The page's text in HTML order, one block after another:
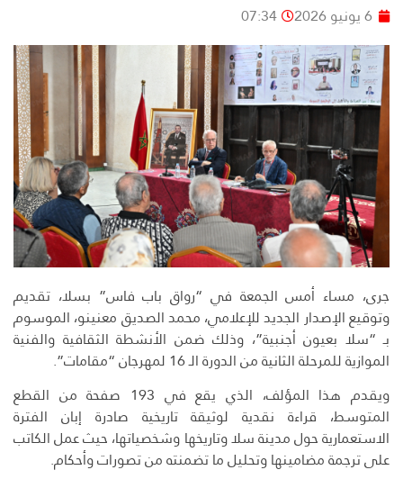
6 يونيو 2026 07:34
جرى، مساء أمس الجمعة في “رواق باب فاس” بسلا، تقديم
وتوقيع الإصدار الجديد للإعلامي، محمد الصديق معنينو، الموسوم
بـ “سلا بعيون أجنبية”، وذلك ضمن الأنشطة الثقافية والفنية
الموازية للمرحلة الثانية من الدورة الـ 16 لمهرجان “مقامات”.
ويقدم هذا المؤلف، الذي يقع في 193 صفحة من القطع
المتوسط، قراءة نقدية لوثيقة تاريخية صادرة إبان الفترة
الاستعمارية حول مدينة سلا وتاريخها وشخصياتها، حيث عمل الكاتب
على ترجمة مضامينها وتحليل ما تضمنته من تصورات وأحكام.